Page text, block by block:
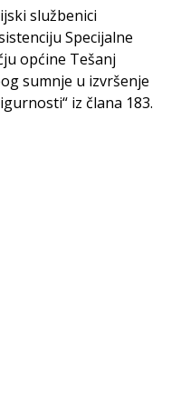
službenici
Specijalne
općine Tešanj
sumnje u izvršenje
iz člana 183.